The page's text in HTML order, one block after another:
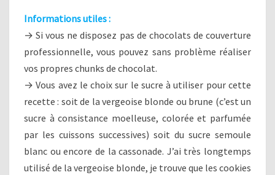
Informations utiles :
→ Si vous ne disposez pas de chocolats de couverture
professionnelle, vous pouvez sans problème réaliser
vos propres chunks de chocolat.
→ Vous avez le choix sur le sucre à utiliser pour cette
recette : soit de la vergeoise blonde ou brune (c’est un
sucre à consistance moelleuse, colorée et parfumée
par les cuissons successives) soit du sucre semoule
blanc ou encore de la cassonade. J’ai très longtemps
utilisé de la vergeoise blonde, je trouve que les cookies